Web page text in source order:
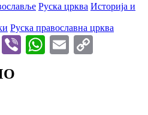
Руска црква Историја и
Руска православна црква
Telegram
ViberWhatsApp
Email